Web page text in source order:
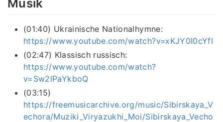
Musik
(01:40) Ukrainische Nationalhymne:
https://www.youtube.com/watch?v=xKJY0I0cYfI
(02:47) Klassisch russisch:
https://www.youtube.com/watch?
v=Sw2lPaYkboQ
(03:15)
https://freemusicarchive.org/music/Sibirskaya_V
echora/Muziki_Viryazukhi_Moi/Sibirskaya_Vecho